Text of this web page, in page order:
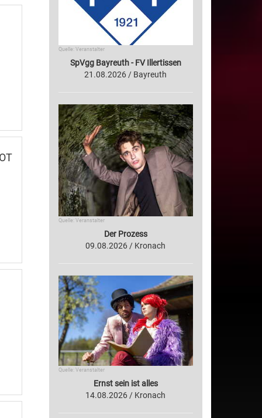
Quelle: Veranstalter
SpVgg Bayreuth - FV Illertissen
21.08.2026 / Bayreuth
Quelle: Veranstalter
Der Prozess
09.08.2026 / Kronach
Quelle: Veranstalter
Ernst sein ist alles
14.08.2026 / Kronach